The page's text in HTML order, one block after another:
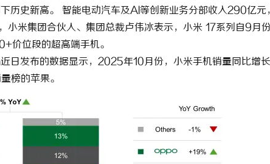
历史新高。 智能电动汽车及AI等创新业务分部收入290亿元
小米集团合伙人、集团总裁卢伟冰表示，小米 17系列自9月
价位段的超高端手机。
发布的数据显示，2025年10月份，小米手机销量同比增
榜的苹果。